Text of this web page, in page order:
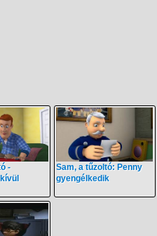
-
Sam, a tűzoltó: Penny
gyengélkedik